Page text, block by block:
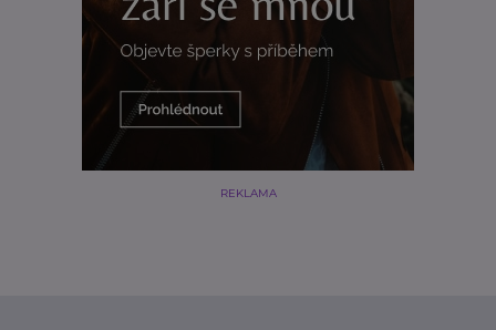
REKLAMA